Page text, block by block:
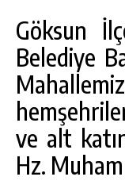
Göksun
Belediye
ve alt
Hz.
GÖKSUN